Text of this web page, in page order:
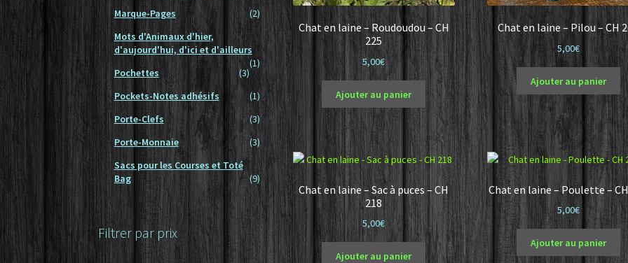
Chat en laine – Roudoudou – CH
225
5,00€
Ajouter au panier
Chat en laine – Pilou – CH
5,00€
Ajouter au panier
Chat en laine – Sac à puces – CH
218
5,00€
Ajouter au panier
Chat en laine – Poulette –
5,00€
Ajouter au panier
Marque-Pages
(2)
Mots d'Animaux d'hier,
d'aujourd'hui, d'ici et d'ailleurs
(1)
Pochettes
(3)
Pockets-Notes adhésifs
(1)
Porte-Clefs
(3)
Porte-Monnaie
(3)
Sacs pour les Courses et Toté
Bag
(9)
Filtrer par prix